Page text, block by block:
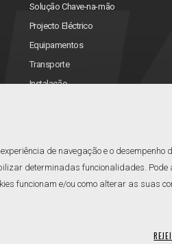
Solução Chave-na-mão
Projecto Eléctrico
Equipamentos
Transporte
Instalação
de navegação e o
determinadas funcionalidades.
funcionam e/ou como alterar as suas